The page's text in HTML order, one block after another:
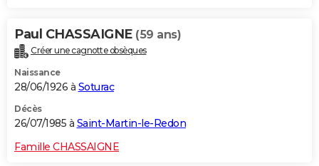
Paul CHASSAIGNE (59 ans)
Créer une cagnotte obsèques
Naissance
28/06/1926 à Soturac
Décès
26/07/1985 à Saint-Martin-le-Redon
Famille CHASSAIGNE